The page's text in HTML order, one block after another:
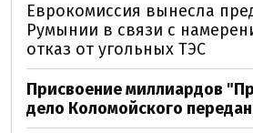
Еврокомиссия вынесла
Румынии в связи с
отказ от угольных ТЭС
Присвоение миллиардов
дело Коломойского